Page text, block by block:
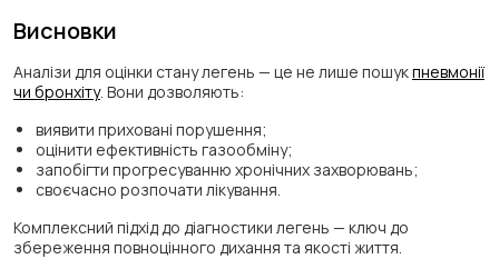
Висновки
Аналізи для оцінки стану легень — це не лише пошукпневмонії
чи бронхіту. Вони дозволяють:
виявити приховані порушення;
оцінити ефективність газообміну;
запобігти прогресуванню хронічних захворювань;
своєчасно розпочати лікування.
Комплексний підхід до діагностики легень — ключ до
збереження повноцінного дихання та якості життя.